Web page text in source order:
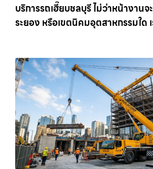
บริการรถเฮี๊ยบชลบุรี ไม่ว่าหน้างาน
ระยอง หรือเขตนิคมอุตสาหกรรมใด